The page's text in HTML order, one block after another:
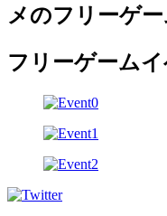
メのフリーゲ
フリーゲームイ